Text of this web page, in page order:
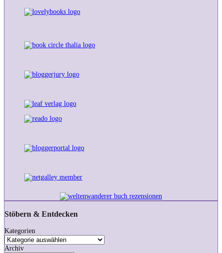
Stöbern & Entdecken
Kategorien
Archiv